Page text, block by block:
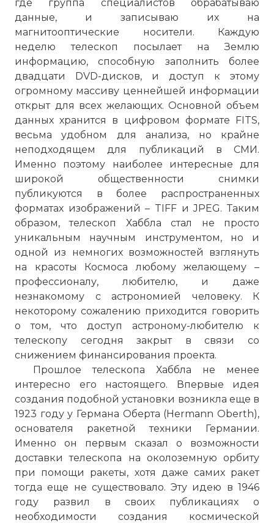
где группа специалистов обрабатываю
данные, и записываю их на
магнитооптические носители. Каждую
неделю телескоп посылает на Землю
информацию, способную заполнить более
двадцати DVD-дисков, и доступ к этому
огромному массиву ценнейшей информации
открыт для всех желающих. Основной объем
данных хранится в цифровом формате FITS,
весьма удобном для анализа, но крайне
неподходящем для публикаций в СМИ.
Именно поэтому наиболее интересные для
широкой общественности снимки
публикуются в более распространенных
форматах изображений – TIFF и JPEG. Таким
образом, телескоп Хаббла стал не просто
уникальным научным инструментом, но и
одной из немногих возможностей взглянуть
на красоты Космоса любому желающему –
профессионалу, любителю, и даже
незнакомому с астрономией человеку. К
некоторому сожалению приходится говорить
о том, что доступ астроному-любителю к
телескопу сегодня закрыт в связи со
снижением финансирования проекта.
Прошлое телескопа Хаббла не менее
интересно его настоящего. Впервые идея
создания подобной установки возникла еще в
1923 году у Германа Оберта (Hermann Oberth),
основателя ракетной техники Германии.
Именно он первым сказал о возможности
доставки телескопа на околоземную орбиту
при помощи ракеты, хотя даже самих ракет
тогда еще не существовало. Эту идею в 1946
году развил в своих публикациях о
необходимости создания космической
Вскоре после запуска телескопа
выявился дефект в его главном зеркале,
что делало все снимки нечеткими
Фото статьи: